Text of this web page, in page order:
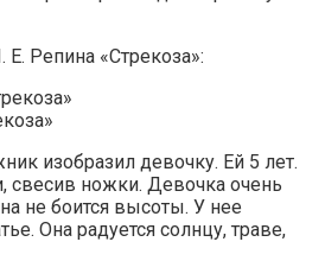
Е. Репина «Стрекоза»:
изобразил девочку. Ей 5 лет.
свесив ножки. Девочка очень
не боится высоты. У нее
Она радуется солнцу, траве,